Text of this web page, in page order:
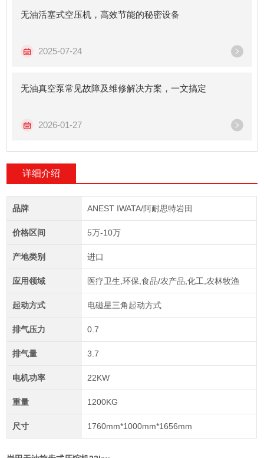
无油活塞式空压机，高效节能的秘密设备
2025-07-24
无油真空泵常见故障及维修解决方案，一文搞定
2026-01-27
详细介绍
品牌 ANEST IWATA/阿耐思特岩田
价格区间 5万-10万
产地类别 进口
应用领域 医疗卫生,环保,食品/农产品,化工,农林牧渔
起动方式 电磁星三角起动方式
排气压力 0.7
排气量 3.7
电机功率 22KW
重量 1200KG
尺寸 1760mm*1000mm*1656mm